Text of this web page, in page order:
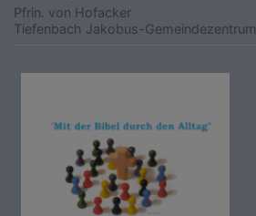
Pfrin. von Hofacker
Tiefenbach Jakobus-Gemeindezentrum